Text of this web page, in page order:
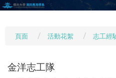
頁面 活動花絮 志工經
金洋志工隊